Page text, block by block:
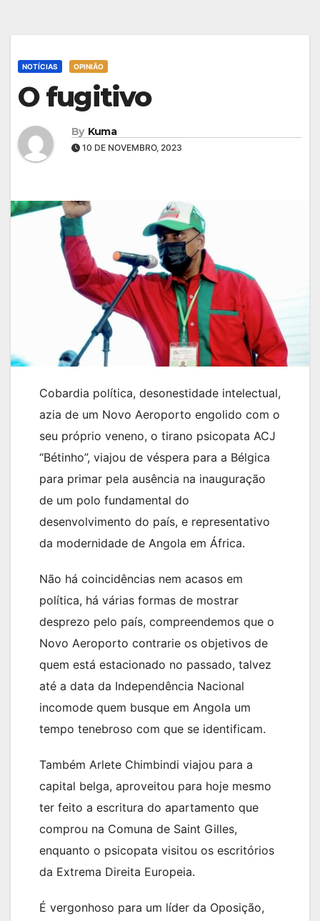
NOTÍCIAS OPINIÃO
O fugitivo
By Kuma
10 DE NOVEMBRO, 2023
Cobardia política, desonestidade intelectual,
azia de um Novo Aeroporto engolido com o
seu próprio veneno, o tirano psicopata ACJ
“Bétinho”, viajou de véspera para a Bélgica
para primar pela ausência na inauguração
de um polo fundamental do
desenvolvimento do país, e representativo
da modernidade de Angola em África.
Não há coincidências nem acasos em
política, há várias formas de mostrar
desprezo pelo país, compreendemos que o
Novo Aeroporto contrarie os objetivos de
quem está estacionado no passado, talvez
até a data da Independência Nacional
incomode quem busque em Angola um
tempo tenebroso com que se identificam.
Também Arlete Chimbindi viajou para a
capital belga, aproveitou para hoje mesmo
ter feito a escritura do apartamento que
comprou na Comuna de Saint Gilles,
enquanto o psicopata visitou os escritórios
da Extrema Direita Europeia.
É vergonhoso para um líder da Oposição,